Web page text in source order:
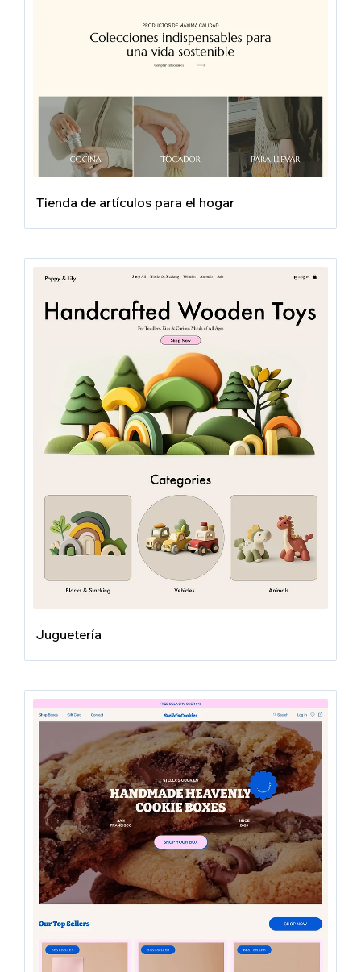
Tienda de artículos para el hogar
Juguetería